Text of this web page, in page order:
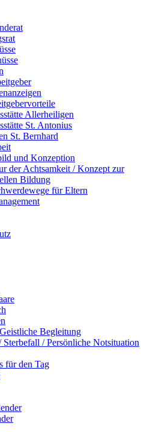
Allerheiligen
St. Antonius
St. Bernhard
und Konzeption
der Achtsamkeit / Konzept zur
Bildung
für Eltern
Begleitung
/ Persönliche Notsituation
für den Tag